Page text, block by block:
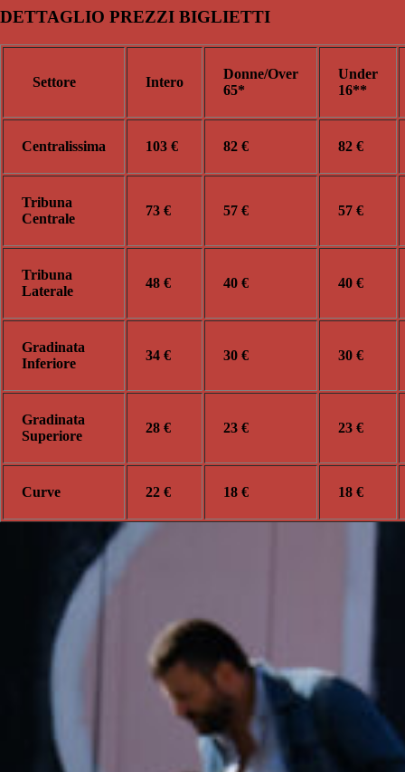
DETTAGLIO PREZZI BIGLIETTI
Settore Intero
Donne/Over
65*
Under
16**
Centralissima 103 € 82 € 82 €
Tribuna
Centrale
73 € 57 € 57 €
Tribuna
Laterale
48 € 40 € 40 €
Gradinata
Inferiore
34 € 30 € 30 €
Gradinata
Superiore
28 € 23 € 23 €
Curve 22 € 18 € 18 €